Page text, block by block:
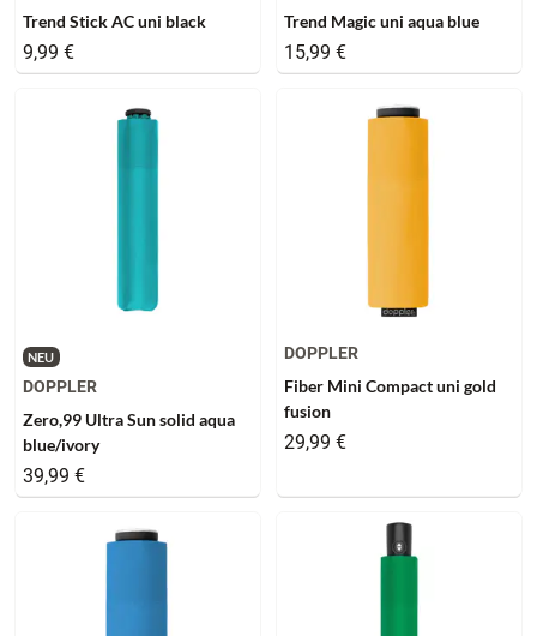
Trend Stick AC uni black
9,99 €
Trend Magic uni aqua blue
15,99 €
NEU
DOPPLER
Zero,99 Ultra Sun solid aqua
blue/ivory
39,99 €
DOPPLER
Fiber Mini Compact uni gold
fusion
29,99 €